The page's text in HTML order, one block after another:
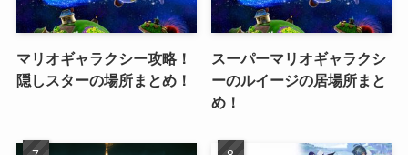
マリオギャラクシー攻略！
隠しスターの場所まとめ！
スーパーマリオギャラクシ
ーのルイージの居場所まと
め！